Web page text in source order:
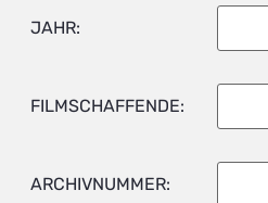
JAHR:
FILMSCHAFFENDE:
ARCHIVNUMMER: